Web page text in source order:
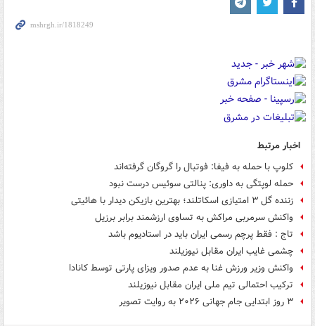
اخبار مرتبط
کلوپ با حمله به فیفا: فوتبال را گروگان گرفته‌اند
حمله لوپتگی به داوری: پنالتی سوئیس درست نبود
زننده گل ۳ امتیازی اسکاتلند؛ بهترین بازیکن دیدار با هائیتی
واکنش سرمربی مراکش به تساوی ارزشمند برابر برزیل
تاج : فقط پرچم رسمی ایران باید در استادیوم باشد
چشمی غایب ایران مقابل نیوزیلند
واکنش وزیر ورزش غنا به عدم صدور ویزای پارتی توسط کانادا
ترکیب احتمالی تیم ملی ایران مقابل نیوزیلند
۳ روز ابتدایی جام جهانی ۲۰۲۶ به روایت تصویر